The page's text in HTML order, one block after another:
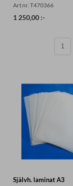
Art nr. T470366
1 250,00 :-
Självh. laminat A3